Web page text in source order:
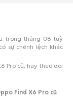
trong tháng 08 tuỳ
sự chênh lệch khác
Pro cũ, hãy theo dõi
Find X6 Pro cũ